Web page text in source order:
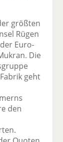
wi
tt
er
n
uf
Li
n
k
e
di
te
il
n
er
E
m
ai
l
v
ru
ck
e
n
größten
Rügen
Euro-
Die
geht
den